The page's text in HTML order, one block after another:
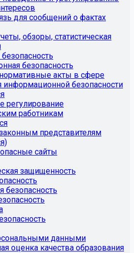
для сообщений о фактах
обзоры, статистическая
безопасность
акты в сфере
информационной безопасности
регулирование
работникам
представителям
сайты
защищенность
безопасность
данными
оценка качества образования